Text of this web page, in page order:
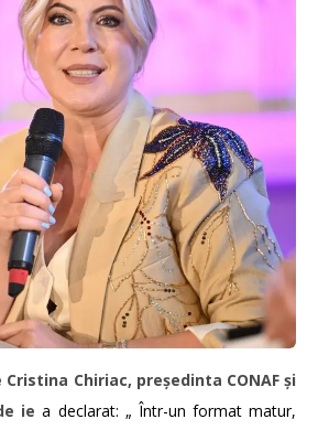
Chiriac, președinta CONAF și
ie a declarat: „ Într-un format matur,